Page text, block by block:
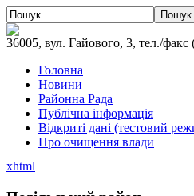
36005, вул. Гайового, 3, тел./
Головна
Новини
Районна Рада
Публічна інформація
Відкриті дані (тестовий
Про очищення влади
xhtml